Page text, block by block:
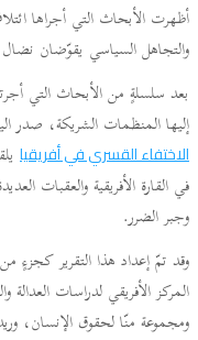
أظهرت الأبحاث التي أجراها
والتجاهل السياسي يقوّضان
بعد سلسلةٍ من الأبحاث التي
إليها المنظمات الشريكة، صدر
الاختفاء القسري في أفريقيا
في القارة الأفريقية والعقبات
وجبر الضرر.
وقد تمّ إعداد هذا التقرير
المركز الأفريقي لدراسات
ومجموعة منّا لحقوق الإنسان،